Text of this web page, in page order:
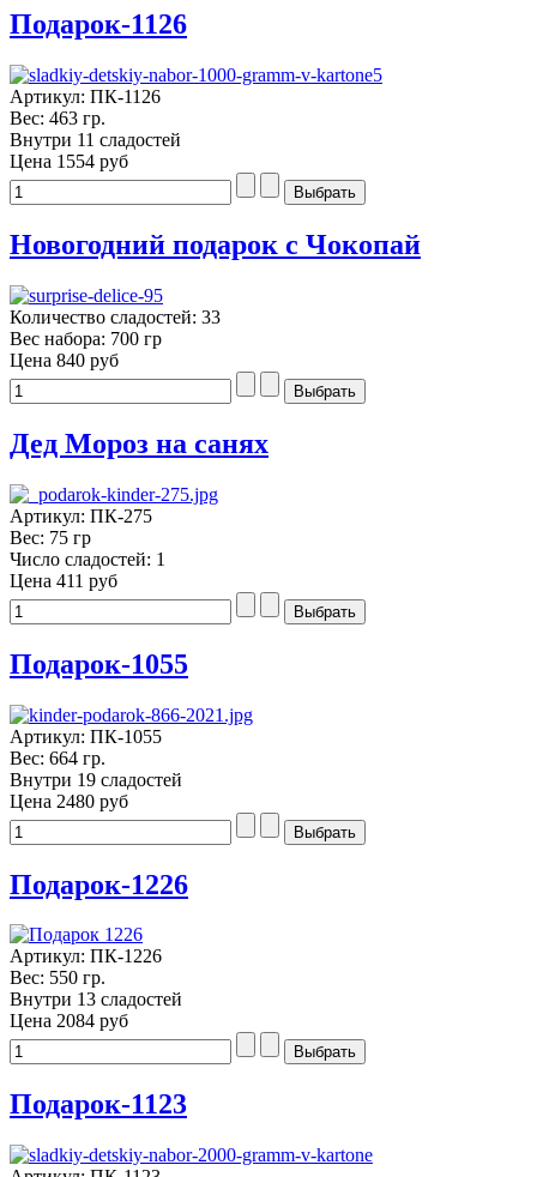
Подарок-1126
Артикул: ПК-1126
Вес: 463 гр.
Внутри 11 сладостей
Цена 1554 руб
Новогодний подарок с Чокопай
Количество сладостей: 33
Вес набора: 700 гр
Цена 840 руб
Дед Мороз на санях
Артикул: ПК-275
Вес: 75 гр
Число сладостей: 1
Цена 411 руб
Подарок-1055
Артикул: ПК-1055
Вес: 664 гр.
Внутри 19 сладостей
Цена 2480 руб
Подарок-1226
Артикул: ПК-1226
Вес: 550 гр.
Внутри 13 сладостей
Цена 2084 руб
Подарок-1123